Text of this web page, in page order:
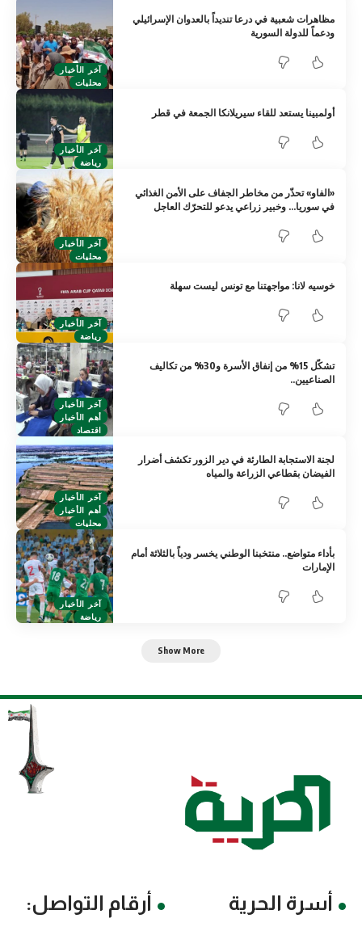
آخر الأخبار
محليات
مظاهرات شعبية في درعا تنديداً بالعدوان الإسرائيلي
ودعماً للدولة السورية
آخر الأخبار
رياضة
أولمبينا يستعد للقاء سيريلانكا الجمعة في قطر
آخر الأخبار
محليات
«الفاو» تحذّر من مخاطر الجفاف على الأمن الغذائي
في سوريا… وخبير زراعي يدعو للتحرّك العاجل
آخر الأخبار
رياضة
خوسيه لانا: مواجهتنا مع تونس ليست سهلة
آخر الأخبار
أهم الأخبار
اقتصاد
تشكّل 15% من إنفاق الأسرة و30% من تكاليف
الصناعيين..
آخر الأخبار
أهم الأخبار
محليات
لجنة الاستجابة الطارئة في دير الزور تكشف أضرار
الفيضان بقطاعي الزراعة والمياه
آخر الأخبار
رياضة
بأداء متواضع.. منتخبنا الوطني يخسر ودياً بالثلاثة أمام
الإمارات
Show More
أسرة الحرية أرقام التواصل: